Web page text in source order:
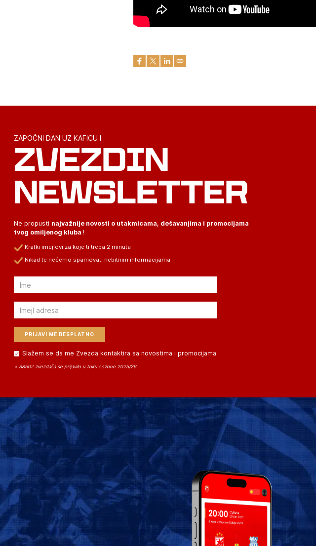
ZAPOČNI DAN UZ KAFICU I
ZVEZDIN
NEWSLETTER
Ne propusti najvažnije novosti o utakmicama, dešavanjima i promocijama
tvog omiljenog kluba !
Kratki imejlovi za koje ti treba 2 minuta
Nikad te nećemo spamovati nebitnim informacijama
Email
Email
Slažem se da me Zvezda kontaktira sa novostima i promocijama
⭐ 38502 zvezdaša se prijavilo u toku sezone 2025/26